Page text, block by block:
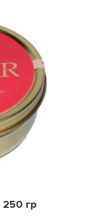
250 гр